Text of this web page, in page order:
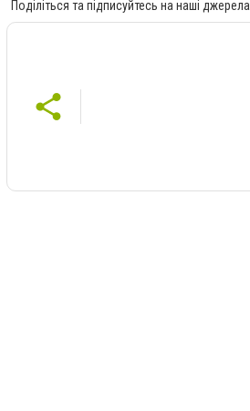
Поділіться та підписуйтесь на наші джерела